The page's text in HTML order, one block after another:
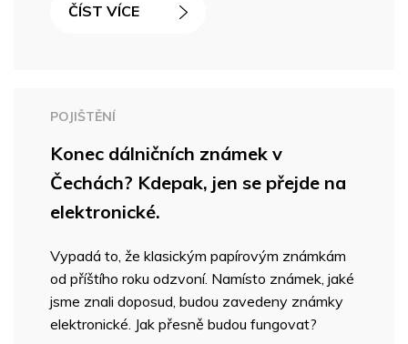
ČÍST VÍCE
POJIŠTĚNÍ
Konec dálničních známek v
Čechách? Kdepak, jen se přejde na
elektronické.
Vypadá to, že klasickým papírovým známkám
od příštího roku odzvoní. Namísto známek, jaké
jsme znali doposud, budou zavedeny známky
elektronické. Jak přesně budou fungovat?